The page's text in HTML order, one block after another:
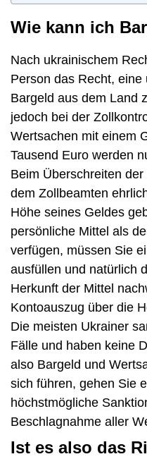
Wie kann ich
Nach ukrainischem
Person das Recht,
Bargeld aus dem Land
jedoch bei der
Wertsachen mit einem
Tausend Euro werden
Beim Überschreiten
dem Zollbeamten
Höhe seines Geldes
persönliche Mittel als
verfügen, müssen Sie
ausfüllen und natürlich
Herkunft der Mittel
Kontoauszug über die
Die meisten Ukrainer
Fälle und haben keine
also Bargeld und
sich führen, gehen Sie
höchstmögliche
Beschlagnahme aller
Ist es also das